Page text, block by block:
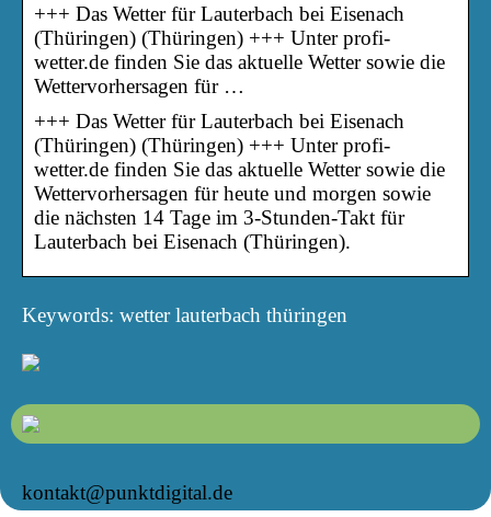
+++ Das Wetter für Lauterbach bei Eisenach
(Thüringen) (Thüringen) +++ Unter profi-
wetter.de finden Sie das aktuelle Wetter sowie die
Wettervorhersagen für …
+++ Das Wetter für Lauterbach bei Eisenach
(Thüringen) (Thüringen) +++ Unter profi-
wetter.de finden Sie das aktuelle Wetter sowie die
Wettervorhersagen für heute und morgen sowie
die nächsten 14 Tage im 3-Stunden-Takt für
Lauterbach bei Eisenach (Thüringen).
Keywords: wetter lauterbach thüringen
kontakt@punktdigital.de